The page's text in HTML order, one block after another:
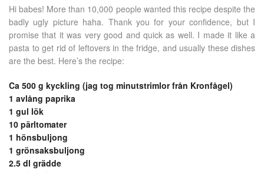
Hi babes! More than 10,000 people wanted this recipe despite the
badly ugly picture haha. Thank you for your confidence, but I
promise that it was very good and quick as well. I made it like a
pasta to get rid of leftovers in the fridge, and usually these dishes
are the best. Here’s the recipe:
Ca 500 g kyckling (jag tog minutstrimlor från Kronfågel)
1 avlång paprika
1 gul lök
10 pärltomater
1 hönsbuljong
1 grönsaksbuljong
2.5 dl grädde